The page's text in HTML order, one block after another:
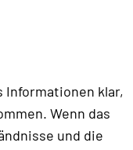
Informationen klar,
Wenn das
und die